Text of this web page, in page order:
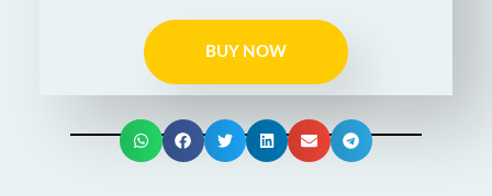
BUY NOW